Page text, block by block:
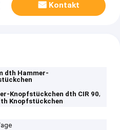
Kontakt
dth Hammer-
Knopfstückchen dth CIR 90,
Knopfstückchen